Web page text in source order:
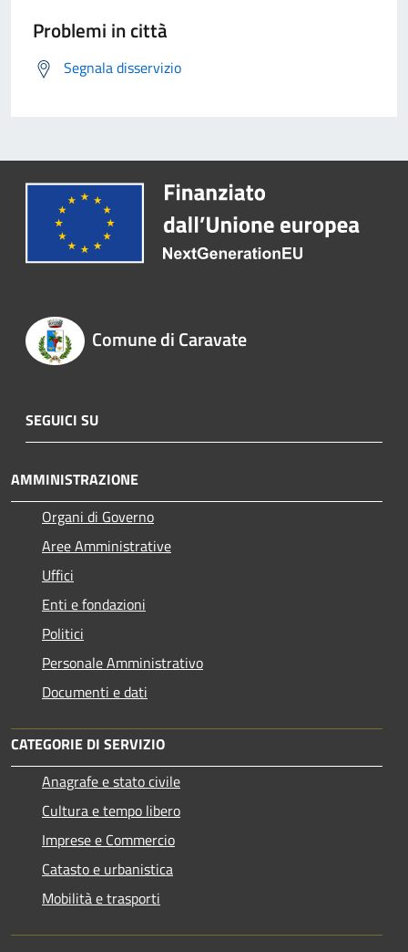
Problemi in città
Segnala disservizio
Comune di Caravate
SEGUICI SU
AMMINISTRAZIONE
Organi di Governo
Aree Amministrative
Uffici
Enti e fondazioni
Politici
Personale Amministrativo
Documenti e dati
CATEGORIE DI SERVIZIO
Anagrafe e stato civile
Cultura e tempo libero
Imprese e Commercio
Catasto e urbanistica
Mobilità e trasporti